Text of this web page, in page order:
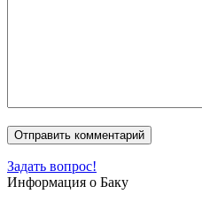
Задать вопрос!
Информация о Баку